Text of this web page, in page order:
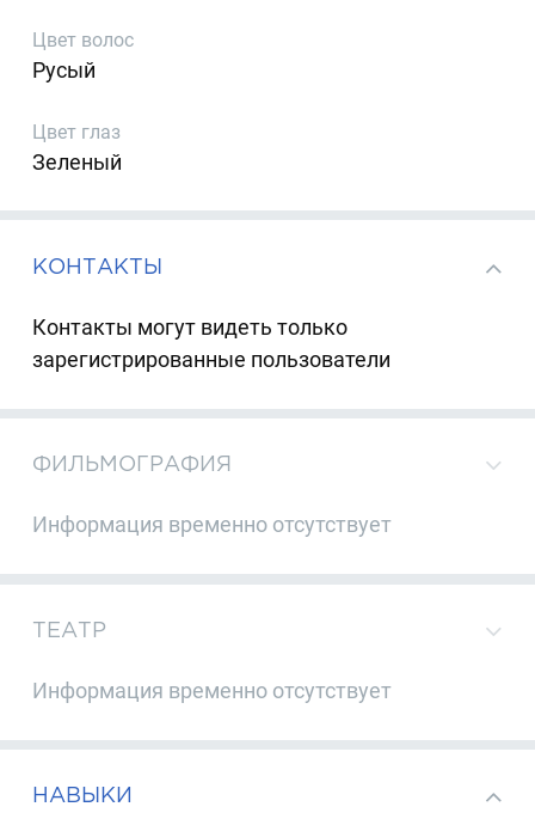
Цвет волос
Русый
Цвет глаз
Зеленый
КОНТАКТЫ
Контакты могут видеть только
зарегистрированные пользователи
ФИЛЬМОГРАФИЯ
Информация временно отсутствует
ТЕАТР
Информация временно отсутствует
НАВЫКИ